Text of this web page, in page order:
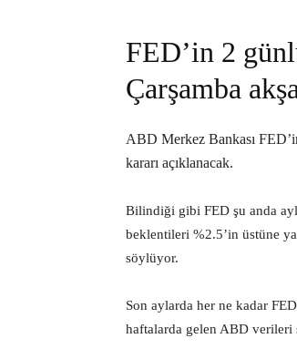
FED’in 2
Çarşamba
ABD Merkez Bankası
kararı açıklanacak.
Bilindiği gibi FED şu anda
beklentileri %2.5’in üstüne ya
söylüyor.
Son aylarda her ne kadar
haftalarda gelen ABD verileri